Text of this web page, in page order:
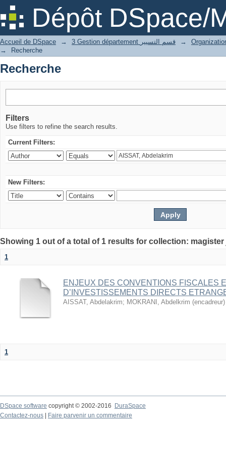
Dépôt DSpace/
Recherche
Accueil de DSpace → 3 Gestion département قسم التسيير
→
→
Recherche
Recherche
Filters
Use filters to refine the search results.
Current Filters:
New Filters:
1
ENJEUX DES CONVENTIONS FISCALES
D’INVESTISSEMENTS DIRECTS
AISSAT, Abdelakrim; MOKRANI, Abdelkrim (encadreur)
1
DSpace software copyright © 2002-2016
DuraSpace
Contactez-nous
Faire parvenir un commentaire